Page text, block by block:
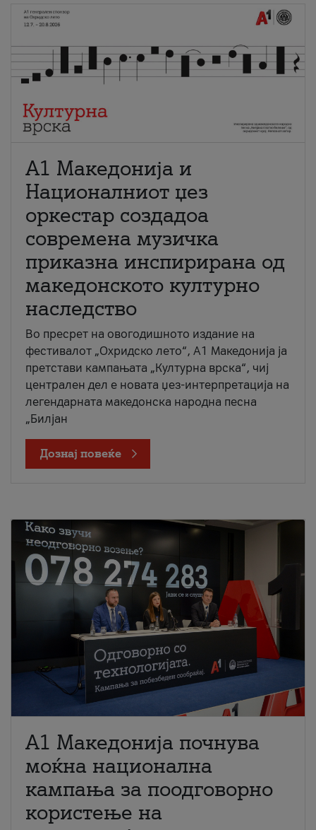
А1 Македонија и
Националниот џез
оркестар создадоа
современа музичка
приказна инспирирана од
македонското културно
наследство
Во пресрет на овогодишното издание на
фестивалот „Охридско лето“, А1 Македонија ја
претстави кампањата „Културна врска“, чиј
централен дел е новата џез-интерпретација на
легендарната македонска народна песна
„Билјан
Дознај повеќе
A1 Македонија почнува
моќна национална
кампања за поодговорно
користење на